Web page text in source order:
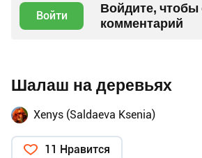
Войти
Войдите, чтобы
комментарий
Шалаш на деревьях
Xenys (Saldaeva Ksenia)
11 Нравится